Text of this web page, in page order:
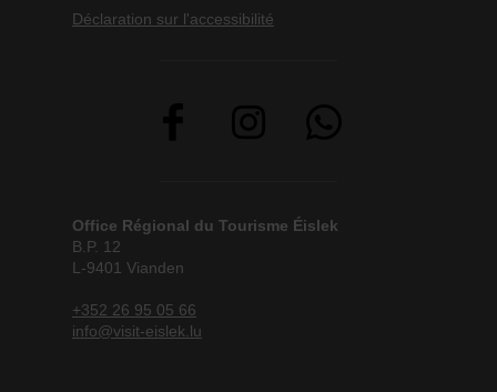
Déclaration sur l'accessibilité
Office Régional du Tourisme Éislek
B.P. 12
L-9401 Vianden
+352 26 95 05 66
info@visit-eislek.lu